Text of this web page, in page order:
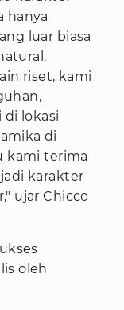
hanya
luar biasa
riset, kami
di lokasi
di
kami terima
karakter
ujar Chicco
oleh